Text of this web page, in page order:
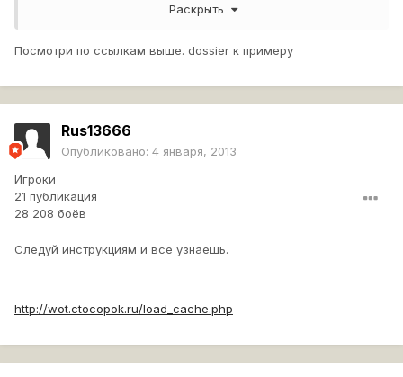
Главное не знаешь какие танки еще нужно
Раскрыть
Посмотри по ссылкам выше. dossier к примеру
Rus13666
Опубликовано: 4 января, 2013
Игроки
21 публикация
28 208 боёв
Следуй инструкциям и все узнаешь.
http://wot.ctocopok.ru/load_cache.php